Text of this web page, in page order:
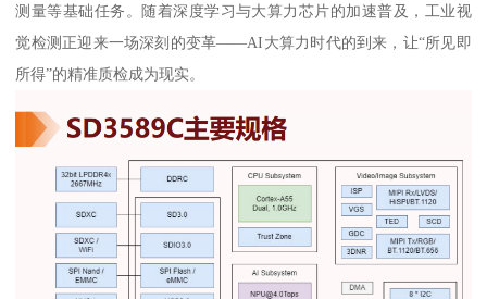
测量等基础任务。随着深度学习与大算力芯片的加速普及，工业视
觉检测正迎来一场深刻的变革——AI大算力时代的到来，让“所见即
所得”的精准质检成为现实。